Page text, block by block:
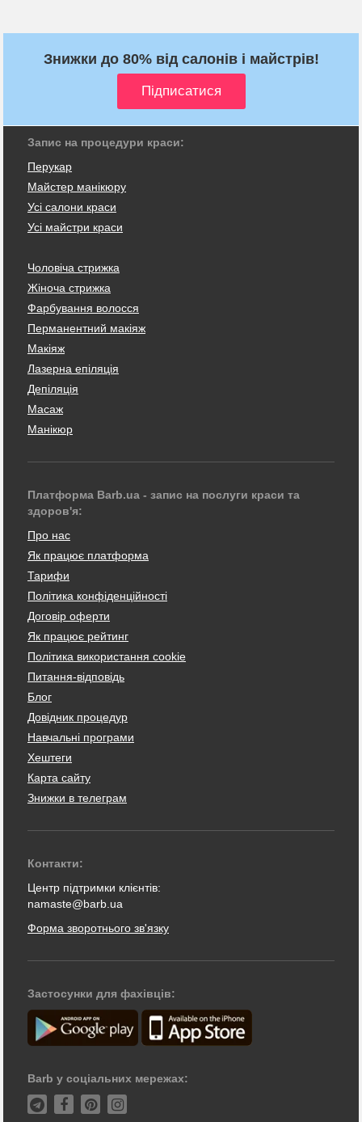
Знижки до 80% від салонів і майстрів!
Запис на процедури краси:
Перукар
Майстер манікюру
Усі салони краси
Усі майстри краси
Чоловіча стрижка
Жіноча стрижка
Фарбування волосся
Перманентний макіяж
Макіяж
Лазерна епіляція
Депіляція
Масаж
Манікюр
Платформа Barb.ua - запис на послуги краси та
здоров'я:
Про нас
Як працює платформа
Тарифи
Політика конфіденційності
Договір оферти
Як працює рейтинг
Політика використання cookie
Питання-відповідь
Блог
Довідник процедур
Навчальні програми
Хештеги
Карта сайту
Знижки в телеграм
Контакти:
Центр підтримки клієнтів:
namaste@barb.ua
Форма зворотнього зв'язку
Застосунки для фахівців:
Barb у соціальних мережах: